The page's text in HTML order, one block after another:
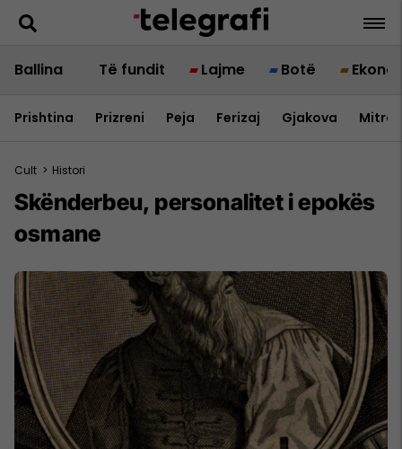
Ballina Të fundit Lajme Botë
Prishtina Prizreni Peja Ferizaj Gjakova
Cult > Histori
Skënderbeu, personalitet i epokës
osmane